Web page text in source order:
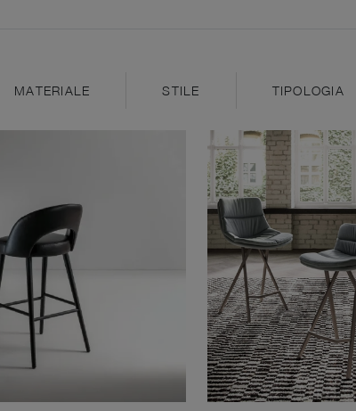
MATERIALE STILE TIPOLOGIA